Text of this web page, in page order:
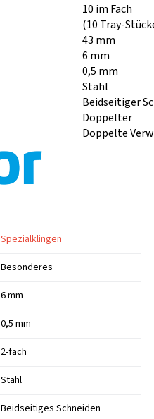
10 im Fach
(10 Tray-
43 mm
6 mm
0,5 mm
Stahl
Beidseitiger
Doppelter
Doppelte
Spezialklingen
Besonderes
6 mm
0,5 mm
2-fach
Stahl
Beidseitiges Schneiden